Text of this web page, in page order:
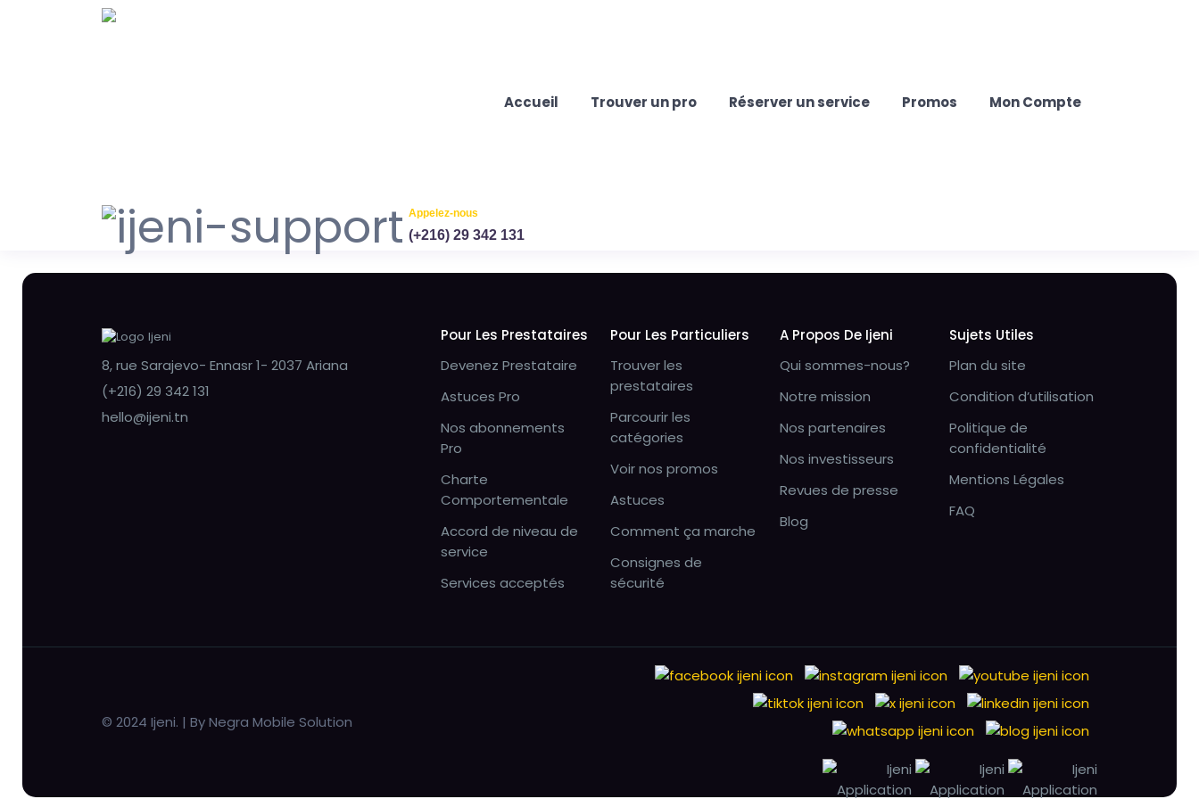
Accueil Trouver un pro Réserver un service Promos Mon Compte
Appelez-nous
(+216) 29 342 131
8, rue Sarajevo- Ennasr 1- 2037 Ariana
(+216) 29 342 131
hello@ijeni.tn
Pour Les Prestataires
Devenez Prestataire
Astuces Pro
Nos abonnements
Pro
Charte
Comportementale
Accord de niveau de
service
Services acceptés
Pour Les Particuliers
Trouver les
prestataires
Parcourir les
catégories
Voir nos promos
Astuces
Comment ça marche
Consignes de
sécurité
A Propos De Ijeni
Qui sommes-nous?
Notre mission
Nos partenaires
Nos investisseurs
Revues de presse
Blog
Sujets Utiles
Plan du site
Condition d’utilisation
Politique de
confidentialité
Mentions Légales
FAQ
© 2024 Ijeni. | By Negra Mobile Solution